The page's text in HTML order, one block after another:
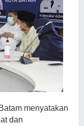
menyatakan
dan